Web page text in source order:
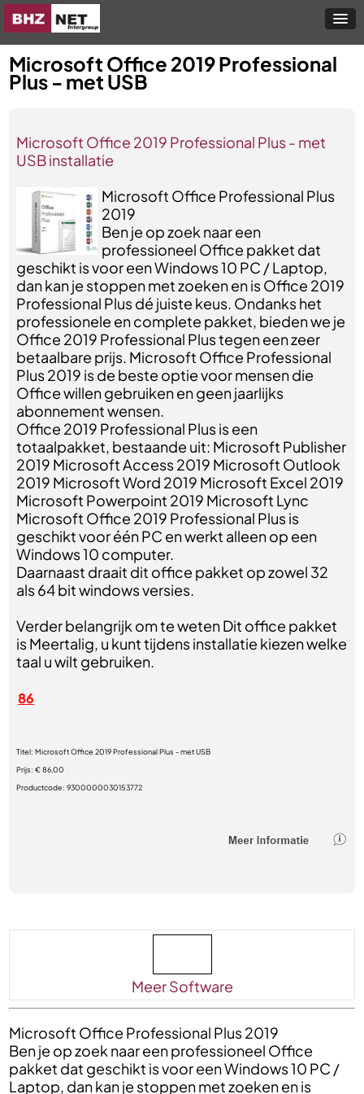
Microsoft Office 2019 Professional
Plus - met USB
Microsoft Office 2019 Professional Plus - met
USB installatie
Microsoft Office Professional Plus
2019
Ben je op zoek naar een
professioneel Office pakket dat
geschikt is voor een Windows 10 PC / Laptop,
dan kan je stoppen met zoeken en is Office 2019
Professional Plus dé juiste keus. Ondanks het
professionele en complete pakket, bieden we je
Office 2019 Professional Plus tegen een zeer
betaalbare prijs. Microsoft Office Professional
Plus 2019 is de beste optie voor mensen die
Office willen gebruiken en geen jaarlijks
abonnement wensen.
Office 2019 Professional Plus is een
totaalpakket, bestaande uit: Microsoft Publisher
2019 Microsoft Access 2019 Microsoft Outlook
2019 Microsoft Word 2019 Microsoft Excel 2019
Microsoft Powerpoint 2019 Microsoft Lync
Microsoft Office 2019 Professional Plus is
geschikt voor één PC en werkt alleen op een
Windows 10 computer.
Daarnaast draait dit office pakket op zowel 32
als 64 bit windows versies.
Verder belangrijk om te weten Dit office pakket
is Meertalig, u kunt tijdens installatie kiezen welke
taal u wilt gebruiken.
86
Titel:Microsoft Office 2019 Professional Plus - met USB
Prijs:€ 86,00
Productcode:9300000030153772
Meer Software
Microsoft Office Professional Plus 2019
Ben je op zoek naar een professioneel Office
pakket dat geschikt is voor een Windows 10 PC /
Laptop, dan kan je stoppen met zoeken en is